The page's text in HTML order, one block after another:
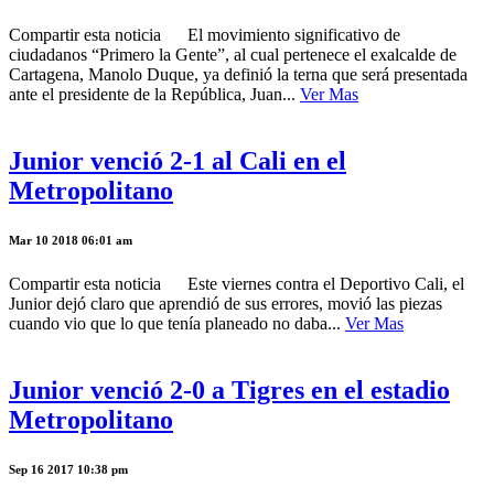
Compartir esta noticia El movimiento significativo de
ciudadanos “Primero la Gente”, al cual pertenece el exalcalde de
Cartagena, Manolo Duque, ya definió la terna que será presentada
ante el presidente de la República, Juan... Ver Mas
Junior venció 2-1 al Cali en el
Metropolitano
Mar 10 2018 06:01 am
Compartir esta noticia Este viernes contra el Deportivo Cali, el
Junior dejó claro que aprendió de sus errores, movió las piezas
cuando vio que lo que tenía planeado no daba... Ver Mas
Junior venció 2-0 a Tigres en el estadio
Metropolitano
Sep 16 2017 10:38 pm